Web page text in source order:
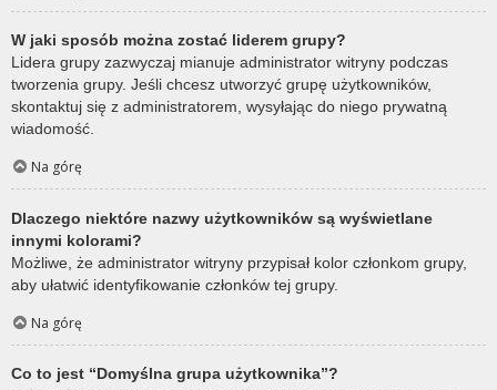
W jaki sposób można zostać liderem grupy?
Lidera grupy zazwyczaj mianuje administrator witryny podczas
tworzenia grupy. Jeśli chcesz utworzyć grupę użytkowników,
skontaktuj się z administratorem, wysyłając do niego prywatną
wiadomość.
Na górę
Dlaczego niektóre nazwy użytkowników są wyświetlane
innymi kolorami?
Możliwe, że administrator witryny przypisał kolor członkom grupy,
aby ułatwić identyfikowanie członków tej grupy.
Na górę
Co to jest “Domyślna grupa użytkownika”?